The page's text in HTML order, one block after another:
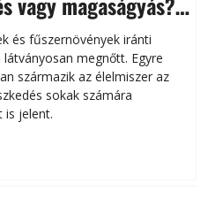
és fűszernövények iránti
megnőtt. Egyre
származik az élelmiszer az
sokak számára
is jelent.